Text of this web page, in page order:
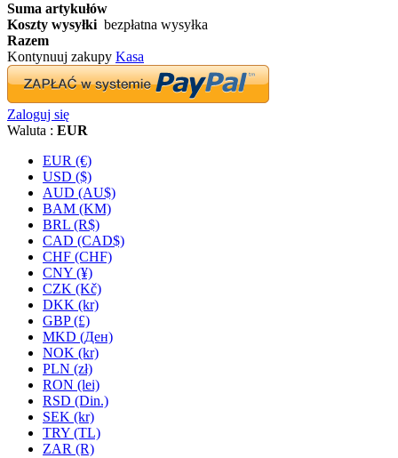
Suma artykułów
Koszty wysyłki bezpłatna wysyłka
Razem
Kontynuuj zakupy Kasa
Zaloguj się
Waluta : EUR
EUR (€)
USD ($)
AUD (AU$)
BAM (KM)
BRL (R$)
CAD (CAD$)
CHF (CHF)
CNY (¥)
CZK (Kč)
DKK (kr)
GBP (£)
MKD (Ден)
NOK (kr)
PLN (zł)
RON (lei)
RSD (Din.)
SEK (kr)
TRY (TL)
ZAR (R)